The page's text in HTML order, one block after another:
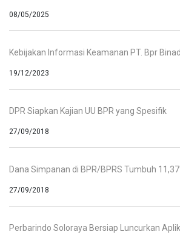
08/05/2025
Kebijakan Informasi Keamanan PT. Bpr
19/12/2023
DPR Siapkan Kajian UU BPR yang Spesifik
27/09/2018
Dana Simpanan di BPR/BPRS Tumbuh
27/09/2018
Perbarindo Soloraya Bersiap Luncurkan